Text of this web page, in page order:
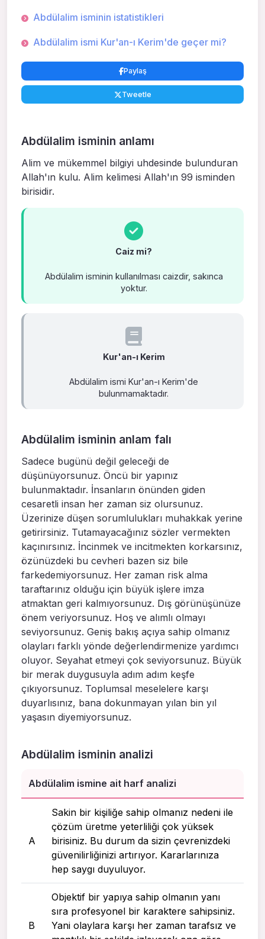
Abdülalim isminin istatistikleri
Abdülalim ismi Kur'an-ı Kerim'de geçer mi?
Paylaş
Tweetle
Abdülalim isminin anlamı
Alim ve mükemmel bilgiyi uhdesinde bulun­duran
Allah'ın kulu. Alim kelimesi Allah'ın 99 isminden
birisidir.
Caiz mi?
Abdülalim isminin kullanılması caizdir, sakınca
yoktur.
Kur'an-ı Kerim
Abdülalim ismi Kur'an-ı Kerim'de
bulunmamaktadır.
Abdülalim isminin anlam falı
Sadece bugünü değil geleceği de
düşünüyorsunuz. Öncü bir yapınız
bulunmaktadır. İnsanların önünden giden
cesaretli insan her zaman siz olursunuz.
Üzerinize düşen sorumlulukları muhakkak yerine
getirirsiniz. Tutamayacağınız sözler vermekten
kaçınırsınız. İncinmek ve incitmekten korkarsınız,
özünüzdeki bu cevheri bazen siz bile
farkedemiyorsunuz. Her zaman risk alma
taraftarınız olduğu için büyük işlere imza
atmaktan geri kalmıyorsunuz. Dış görünüşünüze
önem veriyorsunuz. Hoş ve alımlı olmayı
seviyorsunuz. Geniş bakış açıya sahip olmanız
olayları farklı yönde değerlendirmenize yardımcı
oluyor. Seyahat etmeyi çok seviyorsunuz. Büyük
bir merak duygusuyla adım adım keşfe
çıkıyorsunuz. Toplumsal meselelere karşı
duyarlısınız, bana dokunmayan yılan bin yıl
yaşasın diyemiyorsunuz.
Abdülalim isminin analizi
Abdülalim ismine ait harf analizi
A
Sakin bir kişiliğe sahip olmanız nedeni ile
çözüm üretme yeterliliği çok yüksek
birisiniz. Bu durum da sizin çevrenizdeki
güvenilirliğinizi artırıyor. Kararlarınıza
hep saygı duyuluyor.
B
Objektif bir yapıya sahip olmanın yanı
sıra profesyonel bir karaktere sahipsiniz.
Yani olaylara karşı her zaman tarafsız ve